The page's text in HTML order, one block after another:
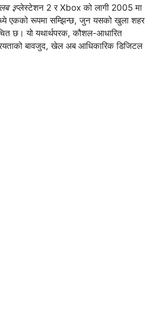
३प्लेस्टेशन 2 र Xbox को लागी 2005 मा
एकको रूपमा सम्झिन्छ, जुन यसको खुला शहर
छ। यो यथार्थपरक, कौशल-आधारित
बावजुद, खेल अब आधिकारिक डिजिटल